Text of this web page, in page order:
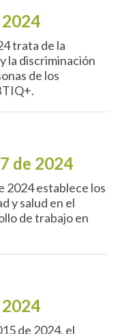
trata de la
la discriminación
de los
de 2024
2024 establece los
y salud en el
de trabajo en
de 2024, el